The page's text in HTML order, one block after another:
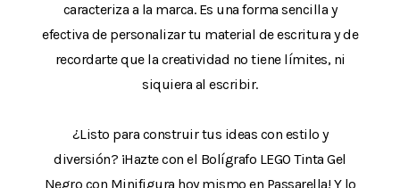
caracteriza a la marca. Es una forma sencilla y
efectiva de personalizar tu material de escritura y de
recordarte que la creatividad no tiene límites, ni
siquiera al escribir.
¿Listo para construir tus ideas con estilo y
diversión? ¡Hazte con el Bolígrafo LEGO Tinta Gel
Negro con Minifigura hoy mismo en Passarella! Y lo